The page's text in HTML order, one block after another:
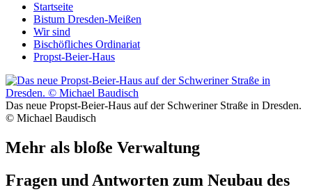
Startseite
Bistum Dresden-Meißen
Wir sind
Bischöfliches Ordinariat
Propst-Beier-Haus
Das neue Propst-Beier-Haus auf der Schweriner Straße in Dresden.
© Michael Baudisch
Mehr als bloße Verwaltung
Fragen und Antworten zum Neubau des